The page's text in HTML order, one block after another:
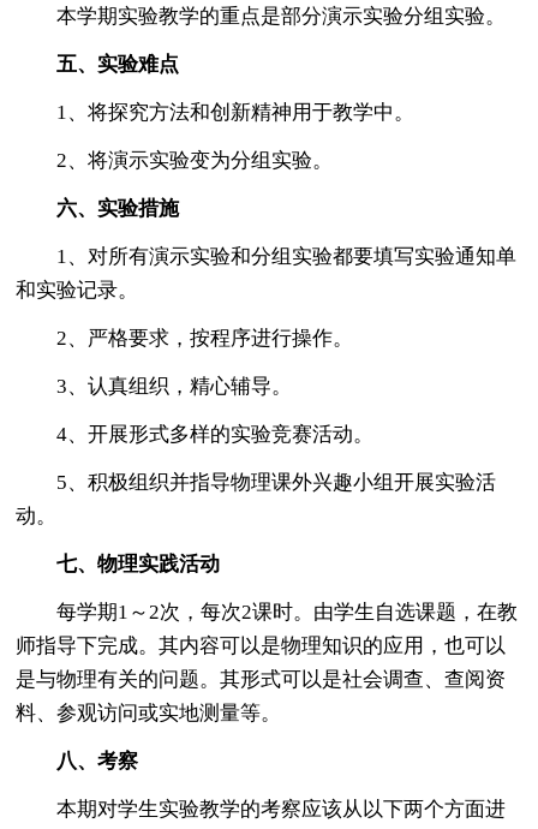
本学期实验教学的重点是部分演示实验分组实验。
五、实验难点
1、将探究方法和创新精神用于教学中。
2、将演示实验变为分组实验。
六、实验措施
1、对所有演示实验和分组实验都要填写实验通知单
和实验记录。
2、严格要求，按程序进行操作。
3、认真组织，精心辅导。
4、开展形式多样的实验竞赛活动。
5、积极组织并指导物理课外兴趣小组开展实验活
动。
七、物理实践活动
每学期1～2次，每次2课时。由学生自选课题，在教
师指导下完成。其内容可以是物理知识的应用，也可以
是与物理有关的问题。其形式可以是社会调查、查阅资
料、参观访问或实地测量等。
八、考察
本期对学生实验教学的考察应该从以下两个方面进